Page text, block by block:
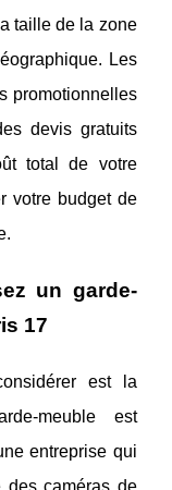
taille de la zone
Les
promotionnelles
devis gratuits
total de votre
votre budget de
un garde-
17
est la
meuble est
entreprise qui
des caméras de